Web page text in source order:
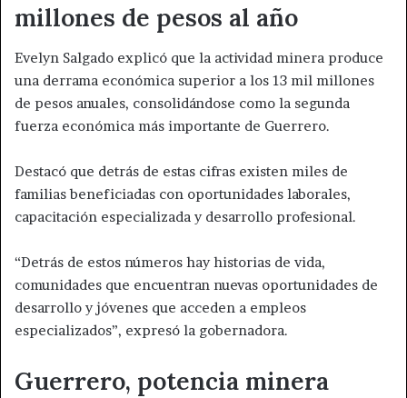
millones de pesos al año
Evelyn Salgado explicó que la actividad minera produce
una derrama económica superior a los 13 mil millones
de pesos anuales, consolidándose como la segunda
fuerza económica más importante de Guerrero.
Destacó que detrás de estas cifras existen miles de
familias beneficiadas con oportunidades laborales,
capacitación especializada y desarrollo profesional.
“Detrás de estos números hay historias de vida,
comunidades que encuentran nuevas oportunidades de
desarrollo y jóvenes que acceden a empleos
especializados”, expresó la gobernadora.
Guerrero, potencia minera